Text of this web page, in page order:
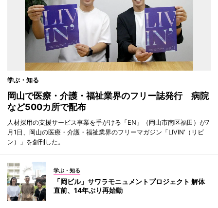
学ぶ・知る
岡山で医療・介護・福祉業界のフリー誌発行 病院
など500カ所で配布
人材採用の支援サービス事業を手がける「EN」（岡山市南区福田）が7
月1日、岡山の医療・介護・福祉業界のフリーマガジン「LIVIN’（リビ
ン）」を創刊した。
学ぶ・知る
「岡ビル」サワラモニュメントプロジェクト 解体
直前、14年ぶり再始動